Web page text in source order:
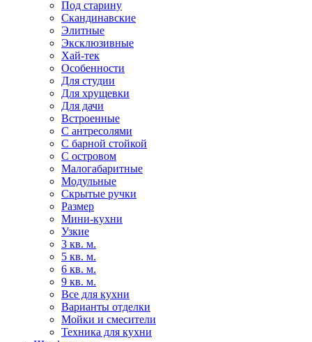
Под старину
Скандинавские
Элитные
Эксклюзивные
Хай-тек
Особенности
Для студии
Для хрущевки
Для дачи
Встроенные
С антресолями
С барной стойкой
С островом
Малогабаритные
Модульные
Скрытые ручки
Размер
Мини-кухни
Узкие
3 кв. м.
5 кв. м.
6 кв. м.
9 кв. м.
Все для кухни
Варианты отделки
Мойки и смесители
Техника для кухни